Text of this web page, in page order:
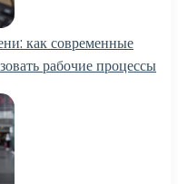
как современные
рабочие процессы